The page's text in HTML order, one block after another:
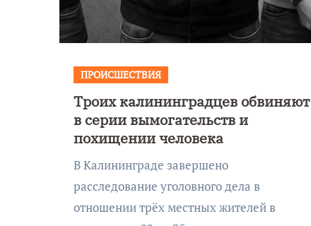
ПРОИСШЕСТВИЯ
Троих калининградцев обвиняют
в серии вымогательств и
похищении человека
В Калининграде завершено
расследование уголовного дела в
отношении трёх местных жителей в